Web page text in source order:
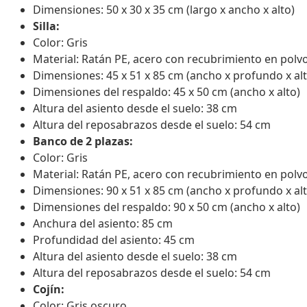
Dimensiones: 50 x 30 x 35 cm (largo x ancho x alto)
Silla:
Color: Gris
Material: Ratán PE, acero con recubrimiento en
Dimensiones: 45 x 51 x 85 cm (ancho x profundo x
Dimensiones del respaldo: 45 x 50 cm (ancho x alto)
Altura del asiento desde el suelo: 38 cm
Altura del reposabrazos desde el suelo: 54 cm
Banco de 2 plazas:
Color: Gris
Material: Ratán PE, acero con recubrimiento en
Dimensiones: 90 x 51 x 85 cm (ancho x profundo x
Dimensiones del respaldo: 90 x 50 cm (ancho x alto)
Anchura del asiento: 85 cm
Profundidad del asiento: 45 cm
Altura del asiento desde el suelo: 38 cm
Altura del reposabrazos desde el suelo: 54 cm
Cojín: